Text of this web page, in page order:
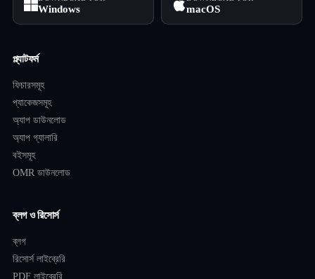
Windows macOS
প্ল্যাটফর্ম
ফিচারসমূহ
প্যাকেজসমূহ
অ্যাপ ডাউনলোড
অ্যাপ গ্যালারি
বইসমূহ
OMR ডাউনলোড
ব্লগ ও রিসোর্স
ব্লগ
রিসোর্স লাইব্রেরি
PDF লাইব্রেরি